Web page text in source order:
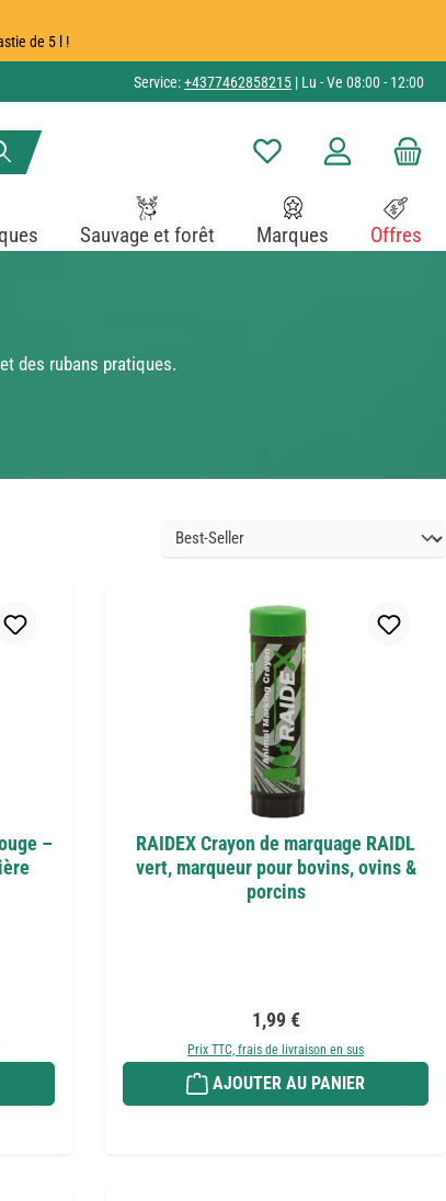
de 5 l !
Service:+4377462858215 | Lu - Ve 08:00 - 12:00
Vous avez 0 articles dans
Sauvage et forêt Marques Offres
des rubans pratiques.
–
RAIDEX Crayon de marquage RAIDL
vert, marqueur pour bovins, ovins &
porcins
Prix régulier :
1,99 €
Prix TTC, frais de livraison en sus
AJOUTER AU PANIER